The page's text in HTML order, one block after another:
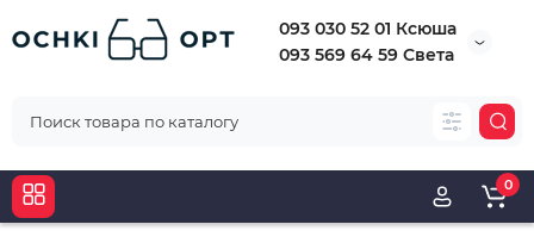
093 030 52 01 Ксюша
093 569 64 59 Света
0